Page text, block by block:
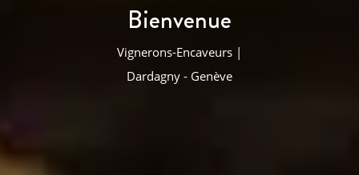
Bienvenue
Vignerons-Encaveurs |
Dardagny - Genève